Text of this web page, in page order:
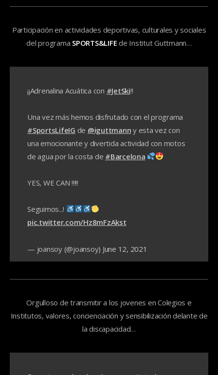
Participación en actividades deportivas, culturales y sociales
del programa SPORTS&LIFE de Institut Guttmann…
¡¡Adrenalina Acuática con #JetSki!!
Una vez más hemos disfrutado con el programa
#SportsLifeIG de @iguttmann y esta vez con
una emocionante y divertida actividad con motos
de agua por la costa de #Barcelona
YES, WE CAN !!!!!
Seguimos...!
pic.twitter.com/Hz8mFzAkst
— joansoy (@joansoy) June 12, 2021
Orgulloso de transmitir a los jovenes en Colegios e
Institutos, valores, concienciación y sensibilización delante de
la discapacidad…